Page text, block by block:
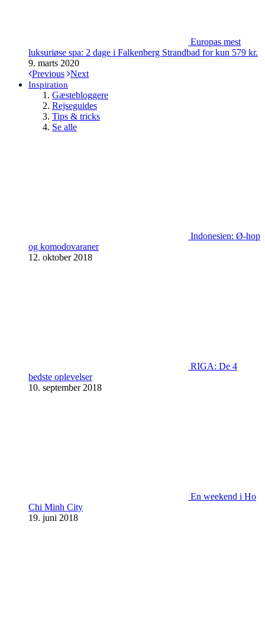
Europas mest
luksuriøse spa: 2 dage i Falkenberg Strandbad for kun 579 kr.
9. marts 2020
Previous Next
Inspiration
Gæstebloggere
Rejseguides
Tips & tricks
Se alle
Indonesien: Ø-hop
og komodovaraner
12. oktober 2018
RIGA: De 4
bedste oplevelser
10. september 2018
En weekend i Ho
Chi Minh City
19. juni 2018